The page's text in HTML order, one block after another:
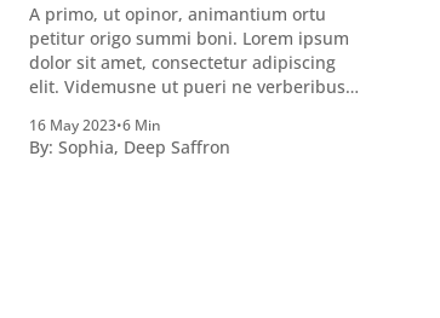
A primo, ut opinor, animantium ortu
petitur origo summi boni. Lorem ipsum
dolor sit amet, consectetur adipiscing
elit. Videmusne ut pueri ne verberibus
perquirendisque deterreantur?
Summum ením bonum exposuit
16 May 2023•6 Min
By: Sophia, Deep Saffron